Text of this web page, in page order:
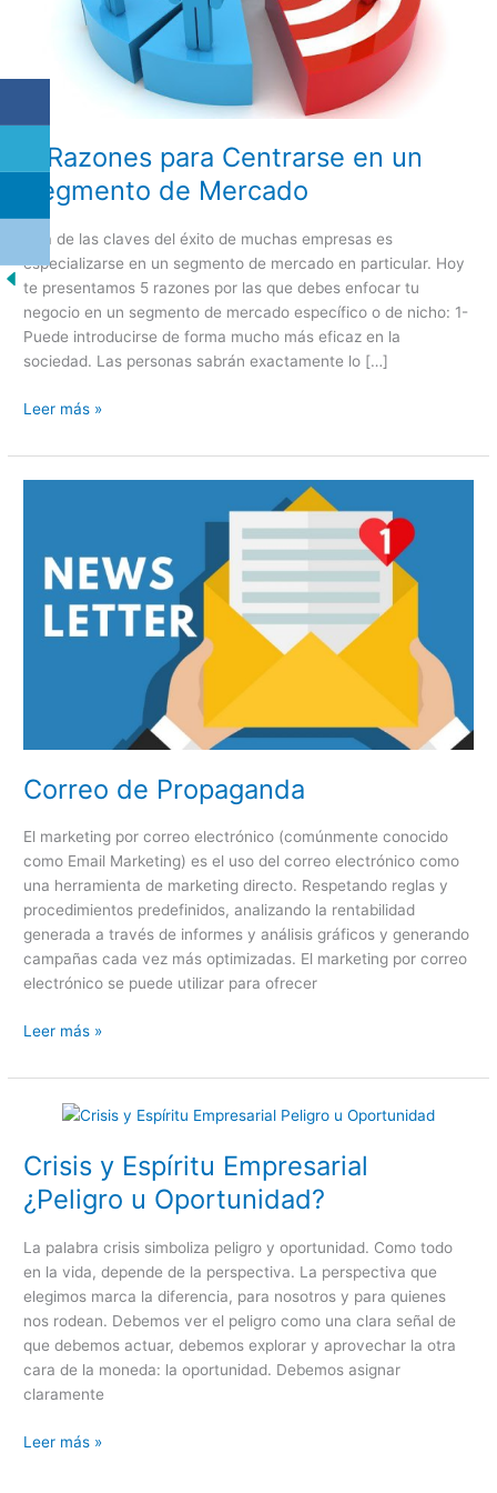
5 Razones para Centrarse en un
Segmento de Mercado
Una de las claves del éxito de muchas empresas es
especializarse en un segmento de mercado en particular. Hoy
te presentamos 5 razones por las que debes enfocar tu
negocio en un segmento de mercado específico o de nicho: 1-
Puede introducirse de forma mucho más eficaz en la
sociedad. Las personas sabrán exactamente lo […]
Mercado
Leer más »
Correo de Propaganda
El marketing por correo electrónico (comúnmente conocido
como Email Marketing) es el uso del correo electrónico como
una herramienta de marketing directo. Respetando reglas y
procedimientos predefinidos, analizando la rentabilidad
generada a través de informes y análisis gráficos y generando
campañas cada vez más optimizadas. El marketing por correo
electrónico se puede utilizar para ofrecer
Leer más »
Crisis y Espíritu Empresarial
¿Peligro u Oportunidad?
La palabra crisis simboliza peligro y oportunidad. Como todo
en la vida, depende de la perspectiva. La perspectiva que
elegimos marca la diferencia, para nosotros y para quienes
nos rodean. Debemos ver el peligro como una clara señal de
que debemos actuar, debemos explorar y aprovechar la otra
cara de la moneda: la oportunidad. Debemos asignar
claramente
Espíritu
Empresarial
¿Peligro
Oportunidad?
Leer más »